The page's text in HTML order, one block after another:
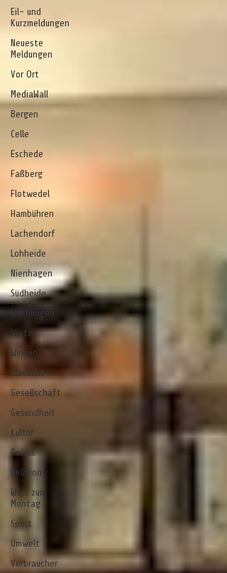
Eil- und
Kurzmeldungen
Neueste
Meldungen
Vor Ort
MediaWall
Bergen
Celle
Eschede
Faßberg
Flotwedel
Hambühren
Lachendorf
Lohheide
Nienhagen
Südheide
Wathlingen
Wietze
Winsen
Blaulicht
Gesellschaft
Gesundheit
Kultur
Politik
Religion
Wort zum
Montag
Sport
Umwelt
Verbraucher